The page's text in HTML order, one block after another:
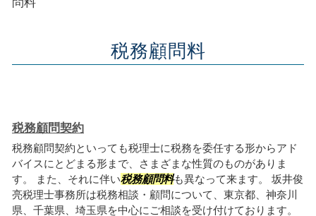
税務顧問料
税務顧問契約
税務顧問契約といっても税理士に税務を委任する形からアド
バイスにとどまる形まで、さまざまな性質のものがありま
す。 また、それに伴い税務顧問料も異なって来ます。 坂井俊
亮税理士事務所は税務相談・顧問について、東京都、神奈川
県、千葉県、埼玉県を中心にご相談を受け付けております。